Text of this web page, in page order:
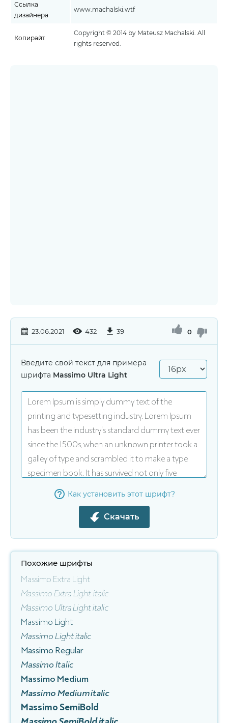
Ссылка
дизайнера
www.machalski.wtf
Копирайт
Copyright © 2014 by Mateusz Machalski. All
rights reserved.
23.06.2021 432 39 0
Введите свой текст для примера
шрифта Massimo Ultra Light
Как установить этот шрифт?
Скачать
Похожие шрифты
Massimo Extra Light
Massimo Extra Light italic
Massimo Ultra Light italic
Massimo Light
Massimo Light italic
Massimo Regular
Massimo Italic
Massimo Medium
Massimo Medium italic
Massimo SemiBold